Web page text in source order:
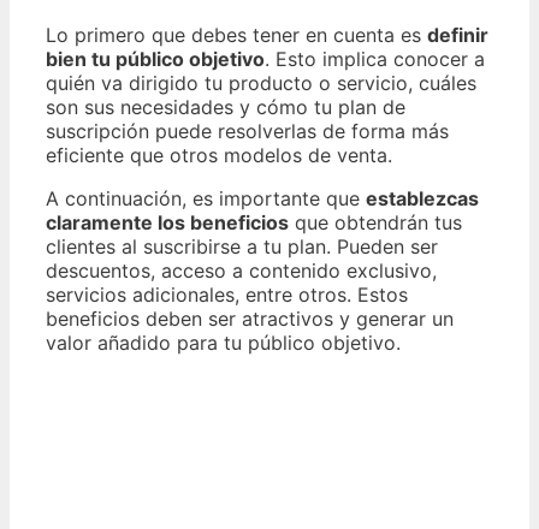
Lo primero que debes tener en cuenta es definir
bien tu público objetivo. Esto implica conocer a
quién va dirigido tu producto o servicio, cuáles
son sus necesidades y cómo tu plan de
suscripción puede resolverlas de forma más
eficiente que otros modelos de venta.
A continuación, es importante que establezcas
claramente los beneficios que obtendrán tus
clientes al suscribirse a tu plan. Pueden ser
descuentos, acceso a contenido exclusivo,
servicios adicionales, entre otros. Estos
beneficios deben ser atractivos y generar un
valor añadido para tu público objetivo.